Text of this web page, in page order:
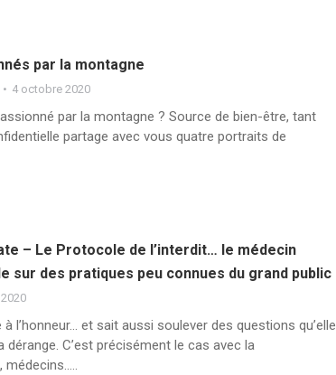
par la montagne
4 octobre 2020
par la montagne ? Source de bien-être, tant
partage avec vous quatre portraits de
– Le Protocole de l’interdit… le médecin
sur des pratiques peu connues du grand public
l’honneur… et sait aussi soulever des questions qu’elle
C’est précisément le cas avec la
médecins..…